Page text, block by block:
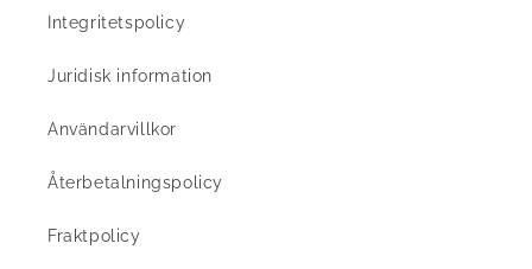
Integritetspolicy
Juridisk information
Användarvillkor
Återbetalningspolicy
Fraktpolicy